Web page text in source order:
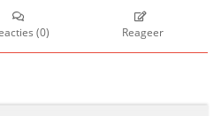
(0) Reageer